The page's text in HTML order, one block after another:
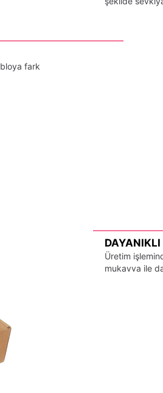
fark
Üretim
mukavva ile